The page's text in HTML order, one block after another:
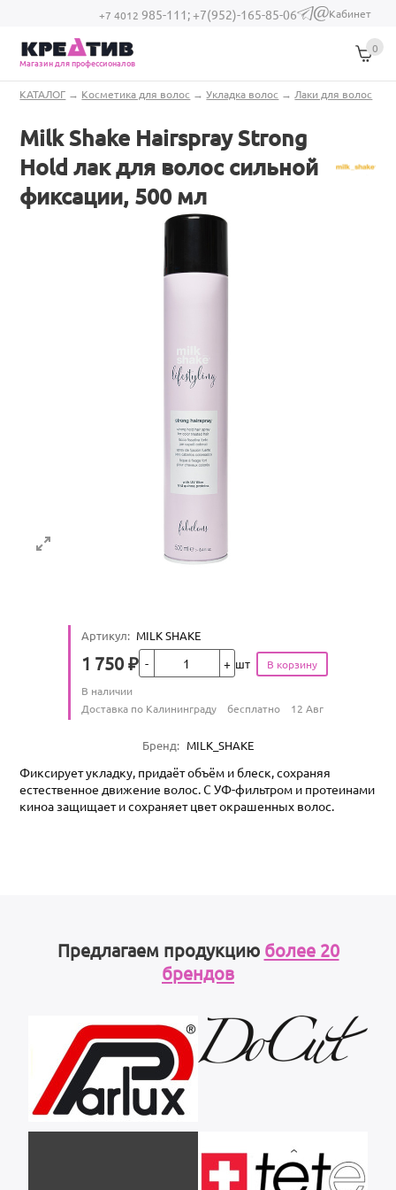
Перейти к основному содержанию
+7 4012 985-111;+7(952)-165-85-06
(link sends e-
Кабинет
Магазин для профессионалов
0
Вы здесь
КАТАЛОГ → Косметика для волос →Укладка волос → Лаки для волос
Milk Shake Hairspray Strong
Hold лак для волос сильной
фиксации, 500 мл
Артикул: MILK SHAKE
Цена
1 750 ₽Кол-во шт
Количество
В наличии
Условия доставки
Доставка по Калининграду бесплатно 12 Авг
Характеристики
Бренд: MILK_SHAKE
Фиксирует укладку, придаёт объём и блеск, сохраняя
естественное движение волос. С УФ-фильтром и протеинами
киноа защищает и сохраняет цвет окрашенных волос.
Предлагаем продукцию более 20
брендов